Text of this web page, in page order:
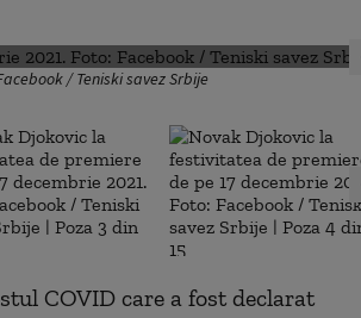
/ Teniski savez Srbije
COVID care a fost declarat